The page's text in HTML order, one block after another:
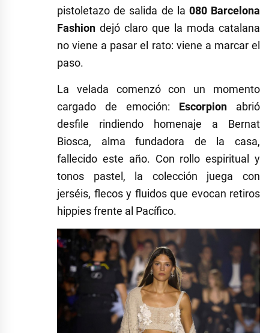
pistoletazo de salida de la 080 Barcelona
Fashion dejó claro que la moda catalana
no viene a pasar el rato: viene a marcar el
paso.
La velada comenzó con un momento
cargado de emoción: Escorpion abrió
desfile rindiendo homenaje a Bernat
Biosca, alma fundadora de la casa,
fallecido este año. Con rollo espiritual y
tonos pastel, la colección juega con
jerséis, flecos y fluidos que evocan retiros
hippies frente al Pacífico.